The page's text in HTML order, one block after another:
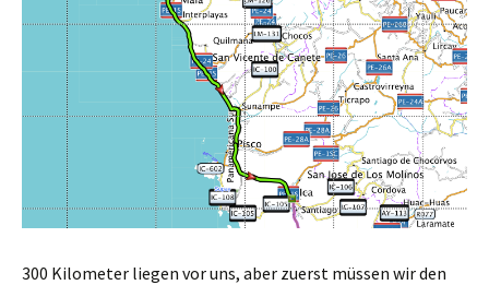
300 Kilometer liegen vor uns, aber zuerst müssen wir den